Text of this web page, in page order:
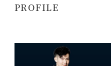
PROFILE